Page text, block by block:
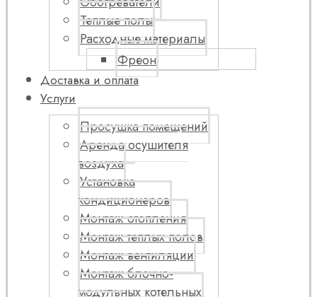
Теплые полы
Расходные материалы
Фреон
Доставка и оплата
Услуги
Просушка помещений
Аренда осушителя
воздуха
Установка
кондиционеров
Монтаж отопления
Монтаж теплых полов
Монтаж вентиляции
Монтаж блочно-
модульных котельных